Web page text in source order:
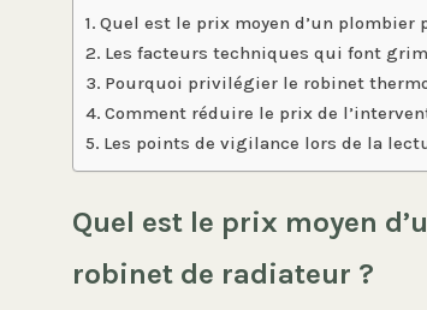
Quel est le prix moyen d’un
Les facteurs techniques qui font
Pourquoi privilégier le robinet
Comment réduire le prix de
Les points de vigilance lors de la
Quel est le prix moyen
robinet de radiateur ?